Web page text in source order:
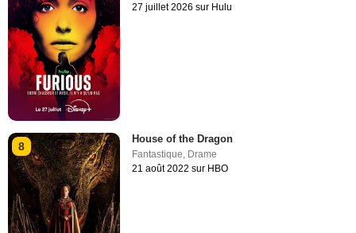
27 juillet 2026 sur Hulu
8
House of the Dragon
Fantastique, Drame
21 août 2022 sur HBO